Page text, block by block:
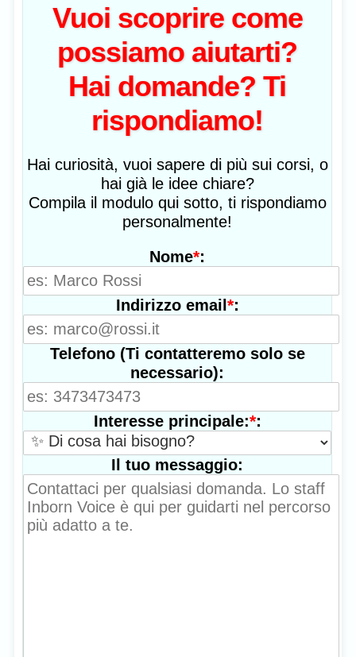
Vuoi scoprire come
possiamo aiutarti?
Hai domande? Ti
rispondiamo!
Hai curiosità, vuoi sapere di più sui corsi, o
hai già le idee chiare?
Compila il modulo qui sotto, ti rispondiamo
personalmente!
Nome*:
Indirizzo email*:
Telefono (Ti contatteremo solo se
necessario):
Interesse principale:*:
Il tuo messaggio: